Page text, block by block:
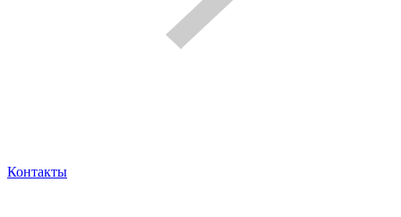
Контакты